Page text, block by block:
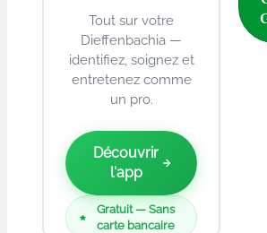
Tout sur votre
Dieffenbachia —
identifiez, soignez et
entretenez comme
un pro.
Découvrir
l'app
Gratuit — Sans
carte bancaire